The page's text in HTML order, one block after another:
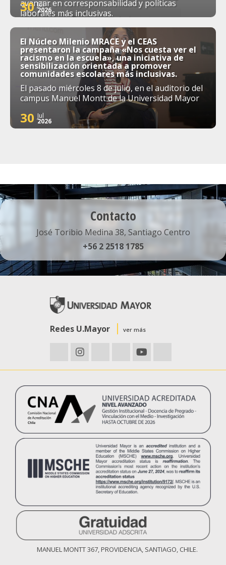
avanzar en corresponsabilidad y políticas
laborales más inclusivas.
30 Jul
2026
El Núcleo Milenio MRACE y el CEAS
presentaron la campaña «Nos cuesta ver el
racismo en la escuela», una iniciativa de
sensibilización orientada a promover
comunidades escolares más inclusivas.
El pasado miércoles 8 de julio, en el auditorio del
campus Manuel Montt de la Universidad Mayor
30 Jul
2026
Contacto
José Toribio Medina 38, Santiago Centro
+56 2 2518 1785
Redes U.Mayor ver más
MANUEL MONTT 367, PROVIDENCIA, SANTIAGO, CHILE.